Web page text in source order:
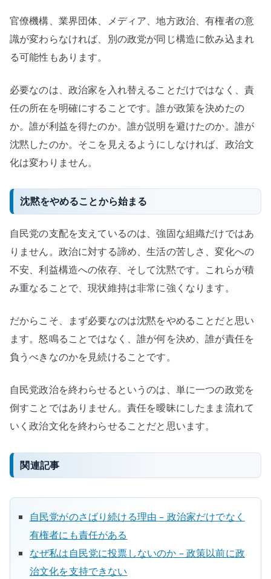
官僚機構、業界団体、メディア、地方政治、有権者の意
識が変わらなければ、別の政党が同じ構造に飲み込まれ
る可能性もあります。
必要なのは、政治家を入れ替えることだけではなく、責
任の所在を明確にすることです。誰が政策を決めたの
か。誰が利益を得たのか。誰が説明を避けたのか。誰が
沈黙したのか。そこを見えるようにしなければ、政治文
化は変わりません。
沈黙をやめることから始まる
自民党の支配を支えているのは、強固な組織だけではあ
りません。政治に対する諦め、生活の苦しさ、変化への
不安、利益構造への依存、そして沈黙です。これらが積
み重なることで、現状維持は非常に強くなります。
だからこそ、まず必要なのは沈黙をやめることだと思い
ます。怒鳴ることではなく、誰が何を決め、誰が責任を
負うべきなのかを見続けることです。
自民党政治を終わらせるというのは、単に一つの政党を
倒すことではありません。責任を曖昧にしたまま流れて
いく政治文化を終わらせることだと思います。
関連記事
自民党がのさばり続ける理由 – 政治家だけでなく
有権者にも責任がある
なぜ私は自民党に投票しないのか – 政策以前に政
治文化を支持できない